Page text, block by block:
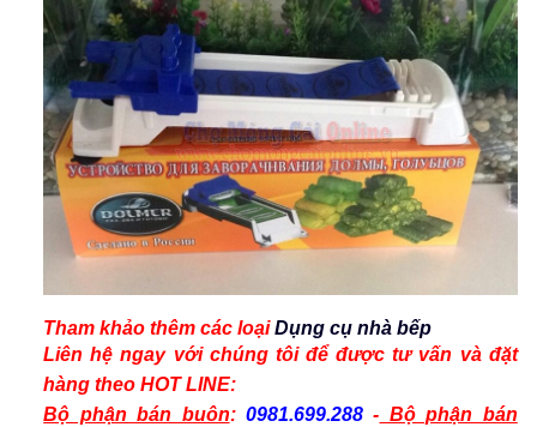
Tham khảo thêm các loạiDụng cụ nhà bếp
Liên hệ ngay với chúng tôi để được tư vấn và đặt
hàng theoHOT LINE:
Bộ phận bán buôn: 0981.699.288 - Bộ phận bán